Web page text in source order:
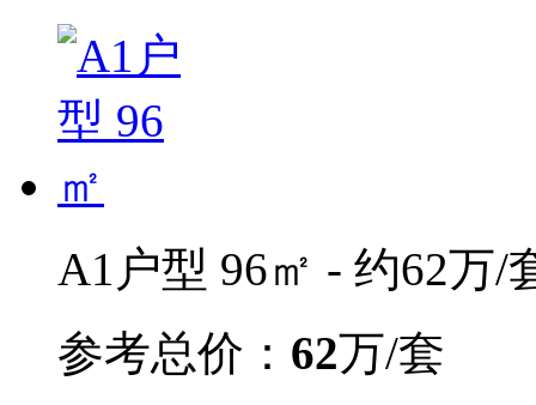
A1户型 96㎡ - 约62万/
参考总价： 62万/套